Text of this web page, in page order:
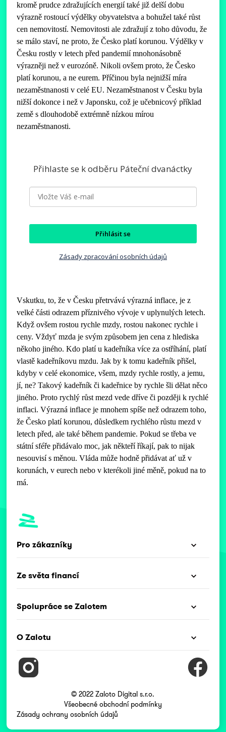
kromě prudce zdražujících energií také již delší dobu
výrazně rostoucí výdělky obyvatelstva a bohužel také růst
cen nemovitostí. Nemovitosti ale zdražují z toho důvodu, že
se málo staví, ne proto, že Česko platí korunou. Výdělky v
Česku rostly v letech před pandemií mnohonásobně
výrazněji než v eurozóně. Nikoli ovšem proto, že Česko
platí korunou, a ne eurem. Příčinou byla nejnižší míra
nezaměstnanosti v celé EU. Nezaměstnanost v Česku byla
nižší dokonce i než v Japonsku, což je učebnicový příklad
země s dlouhodobě extrémně nízkou mírou
nezaměstnanosti.
Přihlaste se k odběru Páteční dvanáctky
Přihlásit se
Zásady zpracování osobních údajů
Vskutku, to, že v Česku přetrvává výrazná inflace, je z
velké části odrazem příznivého vývoje v uplynulých letech.
Když ovšem rostou rychle mzdy, rostou nakonec rychle i
ceny. Vždyť mzda je svým způsobem jen cena z hlediska
někoho jiného. Kdo platí u kadeřníka více za ostříhání, platí
vlastě kadeřníkovu mzdu. Jak by k tomu kadeřník přišel,
kdyby v celé ekonomice, všem, mzdy rychle rostly, a jemu,
jí, ne? Takový kadeřník či kadeřnice by rychle šli dělat něco
jiného. Proto rychlý růst mezd vede dříve či později k rychlé
inflaci. Výrazná inflace je mnohem spíše než odrazem toho,
že Česko platí korunou, důsledkem rychlého růstu mezd v
letech před, ale také během pandemie. Pokud se třeba ve
státní sféře přidávalo moc, jak někteří říkají, pak to nijak
nesouvisí s měnou. Vláda může hodně přidávat ať už v
korunách, v eurech nebo v kterékoli jiné měně, pokud na to
má.
Pro zákazníky
Ze světa financí
Spolupráce se Zalotem
O Zalotu
© 2022 Zaloto Digital s.r.o.
Všeobecné obchodní podmínky
Zásady ochrany osobních údajů